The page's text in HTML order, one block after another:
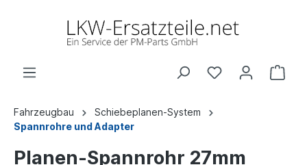
Fahrzeugbau
Schiebeplanen-System
Spannrohre und Adapter
Planen-Spannrohr 27mm